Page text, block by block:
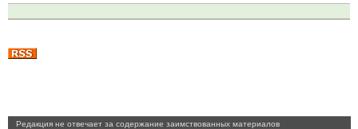
Pедакция не отвечает за содержание заимствованных материалов